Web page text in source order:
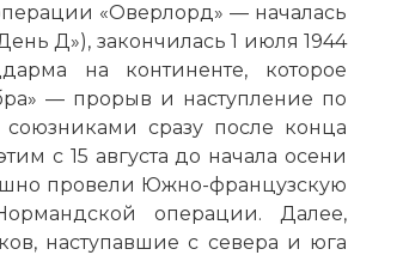
«Оверлорд» — началась
Д»), закончилась 1 июля 1944
на континенте, которое
— прорыв и наступление по
сразу после конца
с 15 августа до начала осени
провели Южно-французскую
операции. Далее,
наступавшие с севера и юга